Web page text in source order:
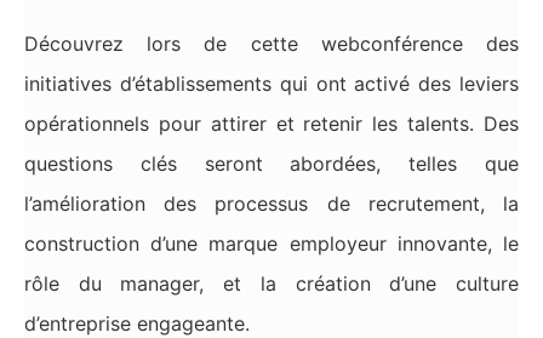
Découvrez lors de cette webconférence des
initiatives d’établissements qui ont activé des leviers
opérationnels pour attirer et retenir les talents. Des
questions clés seront abordées, telles que
l’amélioration des processus de recrutement, la
construction d’une marque employeur innovante, le
rôle du manager, et la création d’une culture
d’entreprise engageante.